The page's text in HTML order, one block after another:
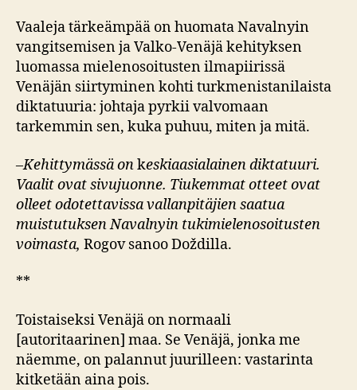
Vaaleja tärkeämpää on huomata Navalnyin
vangitsemisen ja Valko-Venäjä kehityksen
luomassa mielenosoitusten ilmapiirissä
Venäjän siirtyminen kohti turkmenistanilaista
diktatuuria: johtaja pyrkii valvomaan
tarkemmin sen, kuka puhuu, miten ja mitä.
–Kehittymässä onkeskiaasialainen diktatuuri.
Vaalit ovat sivujuonne. Tiukemmat otteet ovat
olleet odotettavissa vallanpitäjien saatua
muistutuksen Navalnyin tukimielenosoitusten
voimasta, Rogov sanoo Doždilla.
**
Toistaiseksi Venäjä on normaali
[autoritaarinen] maa. Se Venäjä, jonka me
näemme, on palannut juurilleen: vastarinta
kitketään aina pois.